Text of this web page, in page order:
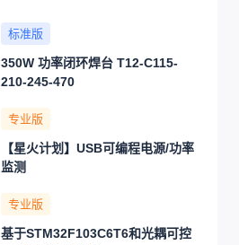
标准版
350W 功率闭环焊台 T12-C115-
210-245-470
专业版
【星火计划】USB可编程电源/功率
监测
专业版
基于STM32F103C6T6和光耦可控